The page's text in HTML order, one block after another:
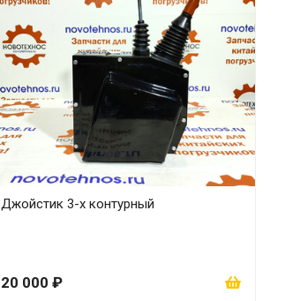
Джойстик 3-х контурный
20 000 ₽